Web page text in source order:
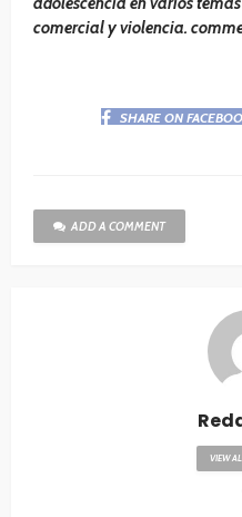
comercial y violencia.
SHARE ON
ADD A COMMENT
VIEW